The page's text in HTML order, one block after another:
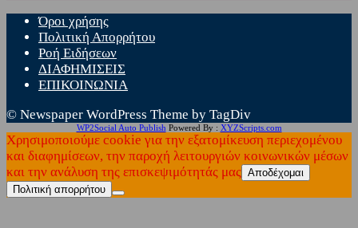
Όροι χρήσης
Πολιτική Απορρήτου
Ροή Ειδήσεων
ΔΙΑΦΗΜΙΣΕΙΣ
ΕΠΙΚΟΙΝΩΝΙΑ
© Newspaper WordPress Theme by TagDiv
WP2Social Auto Publish Powered By : XYZScripts.com
Χρησιμοποιούμε cookie για την εξατομίκευση περιεχομένου
και διαφημίσεων, την παροχή λειτουργιών κοινωνικών μέσων
και την ανάλυση της επισκεψιμότητάς μας Αποδέχομαι
Πολιτική απορρήτου